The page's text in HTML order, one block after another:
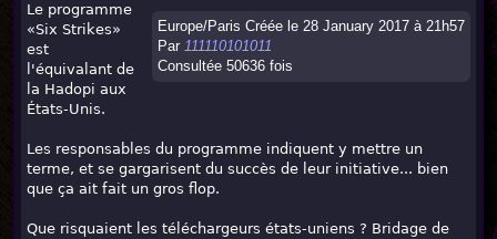
Europe/Paris Créée le 28 January 2017 à 21h57
Par 111110101011
Consultée 50636 fois
Le programme
«Six Strikes»
est
l'équivalant de
la Hadopi aux
États-Unis.
Les responsables du programme indiquent y mettre un
terme, et se gargarisent du succès de leur initiative... bien
que ça ait fait un gros flop.
Que risquaient les téléchargeurs états-uniens ? Bridage de